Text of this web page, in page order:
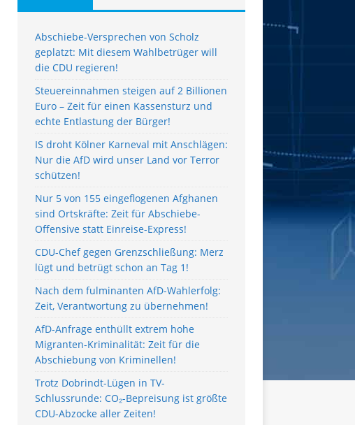
Abschiebe-Versprechen von Scholz
geplatzt: Mit diesem Wahlbetrüger will
die CDU regieren!
Steuereinnahmen steigen auf 2 Billionen
Euro – Zeit für einen Kassensturz und
echte Entlastung der Bürger!
IS droht Kölner Karneval mit Anschlägen:
Nur die AfD wird unser Land vor Terror
schützen!
Nur 5 von 155 eingeflogenen Afghanen
sind Ortskräfte: Zeit für Abschiebe-
Offensive statt Einreise-Express!
CDU-Chef gegen Grenzschließung: Merz
lügt und betrügt schon an Tag 1!
Nach dem fulminanten AfD-Wahlerfolg:
Zeit, Verantwortung zu übernehmen!
AfD-Anfrage enthüllt extrem hohe
Migranten-Kriminalität: Zeit für die
Abschiebung von Kriminellen!
Trotz Dobrindt-Lügen in TV-
Schlussrunde: CO₂-Bepreisung ist größte
CDU-Abzocke aller Zeiten!